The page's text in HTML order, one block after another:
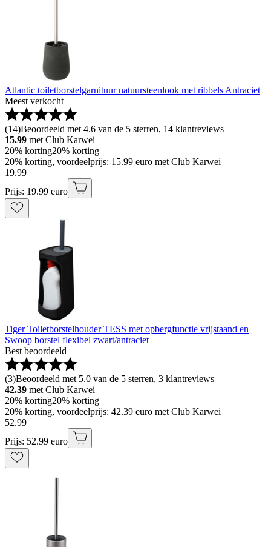
Atlantic toiletborstelgarnituur natuursteenlook met ribbels Antraciet
Meest verkocht
(14)Beoordeeld met 4.6 van de 5 sterren, 14 klantreviews
15.99 met Club Karwei
20% korting20% korting
20% korting, voordeelprijs: 15.99 euro met Club Karwei
19.99
Prijs: 19.99 euro
Tiger Toiletborstelhouder TESS met opbergfunctie vrijstaand en
Swoop borstel flexibel zwart/antraciet
Best beoordeeld
(3)Beoordeeld met 5.0 van de 5 sterren, 3 klantreviews
42.39 met Club Karwei
20% korting20% korting
20% korting, voordeelprijs: 42.39 euro met Club Karwei
52.99
Prijs: 52.99 euro